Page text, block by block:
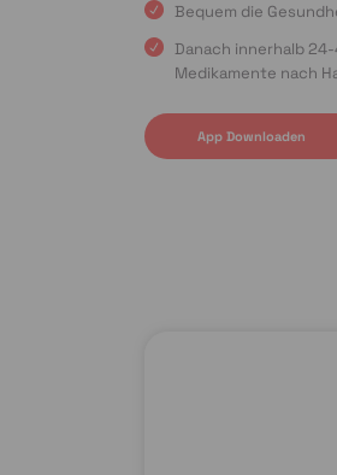
Bequem die
Danach innerhalb
Medikamente nach
App Downloaden